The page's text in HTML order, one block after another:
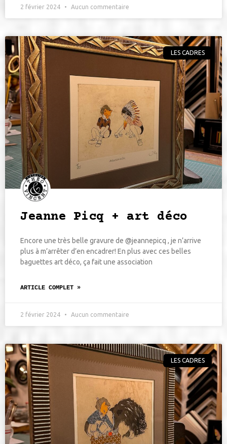
2 février 2024 Aucun commentaire
LES CADRES
Jeanne Picq + art déco
Encore une très belle gravure de @jeannepicq , je n’arrive
plus à m’arrêter d’en encadrer! En plus avec ces belles
baguettes art déco, ça fait une association
ARTICLE COMPLET »
2 février 2024 Aucun commentaire
LES CADRES